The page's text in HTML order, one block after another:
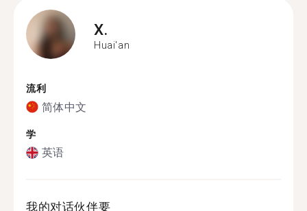
X.
Huai'an
流利
简体中文
学
英语
我的对话伙伴要